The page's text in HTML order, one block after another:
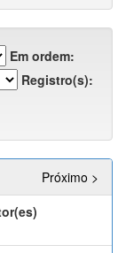
Em ordem:
Registro(s):
Próximo >